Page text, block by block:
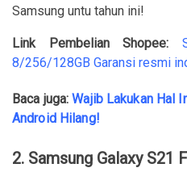
Samsung untu tahun ini!
Link Pembelian Shopee:
8/256/128GB Garansi resmi
Baca juga:Wajib Lakukan Hal
Android Hilang!
2. Samsung Galaxy S21